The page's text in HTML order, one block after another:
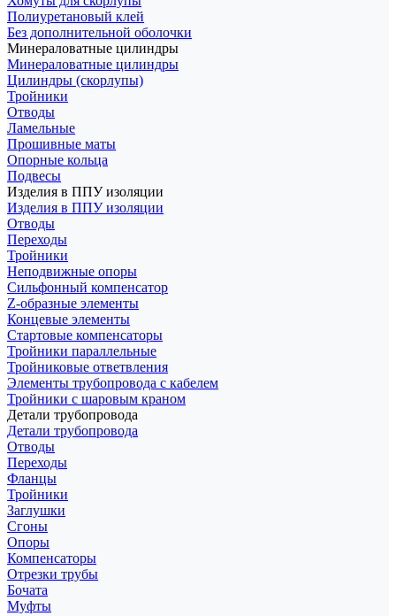
Полиуретановый клей
Без дополнительной оболочки
Минераловатные цилиндры
Минераловатные цилиндры
Цилиндры (скорлупы)
Тройники
Отводы
Ламельные
Прошивные маты
Опорные кольца
Подвесы
Изделия в ППУ изоляции
Изделия в ППУ изоляции
Отводы
Переходы
Тройники
Неподвижные опоры
Cильфонный компенсатор
Z-образные элементы
Концевые элементы
Стартовые компенсаторы
Тройники параллельные
Тройниковые ответвления
Элементы трубопровода с кабелем
Тройники с шаровым краном
Детали трубопровода
Детали трубопровода
Отводы
Переходы
Фланцы
Тройники
Заглушки
Сгоны
Опоры
Компенсаторы
Отрезки трубы
Бочата
Муфты